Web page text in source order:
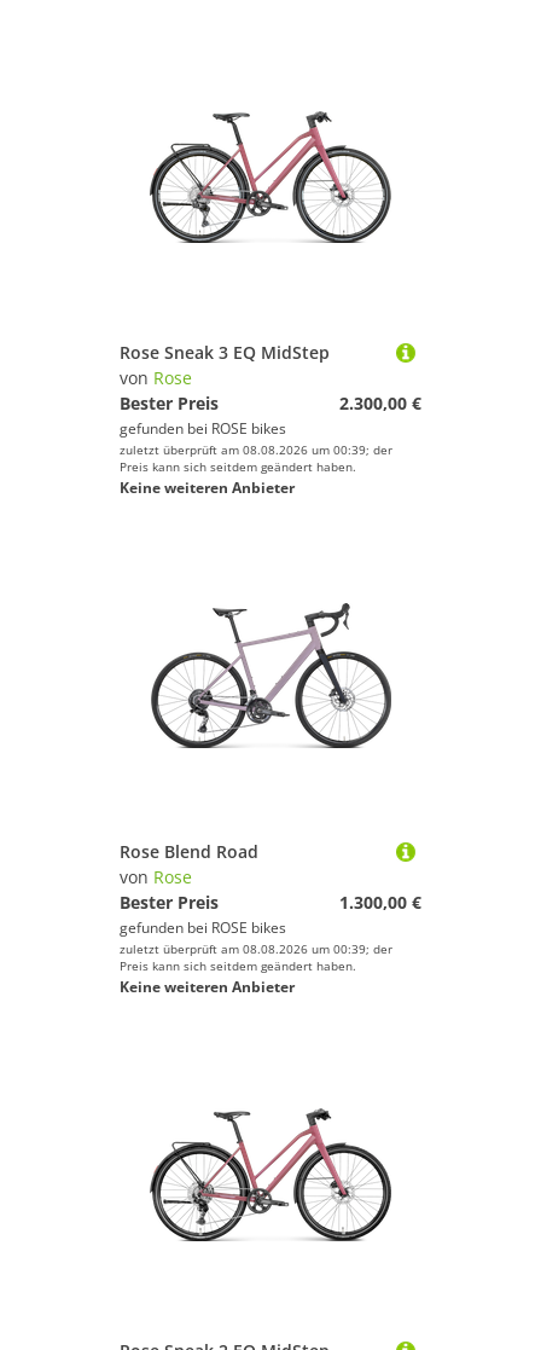
Rose Sneak 3 EQ MidStep
von Rose
Bester Preis
2.300,00 €
gefunden bei ROSE bikes
zuletzt überprüft am 08.08.2026 um 00:39; der
Preis kann sich seitdem geändert haben.
Keine weiteren Anbieter
Rose Blend Road
von Rose
Bester Preis
1.300,00 €
gefunden bei ROSE bikes
zuletzt überprüft am 08.08.2026 um 00:39; der
Preis kann sich seitdem geändert haben.
Keine weiteren Anbieter